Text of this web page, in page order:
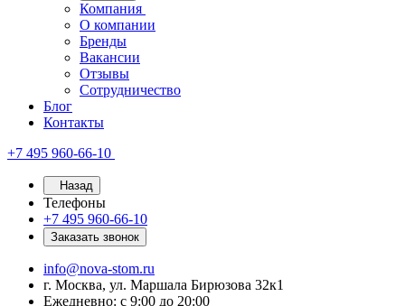
Компания
О компании
Бренды
Вакансии
Отзывы
Сотрудничество
Блог
Контакты
+7 495 960-66-10
Назад
Телефоны
+7 495 960-66-10
Заказать звонок
info@nova-stom.ru
г. Москва, ул. Маршала Бирюзова 32к1
Ежедневно: с 9:00 до 20:00